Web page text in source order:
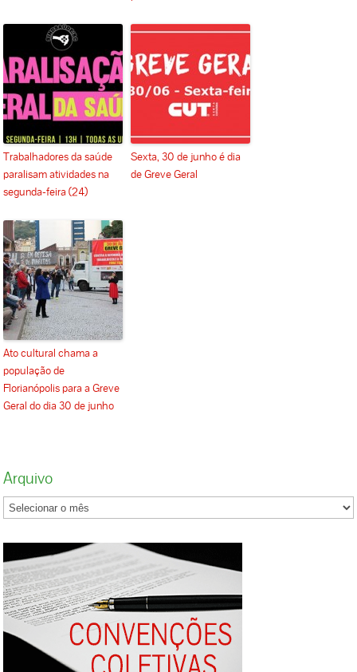
Trabalhadores da saúde
paralisam atividades na
segunda-feira (24)
Sexta, 30 de junho é dia
de Greve Geral
Ato cultural chama a
população de
Florianópolis para a Greve
Geral do dia 30 de junho
Arquivo